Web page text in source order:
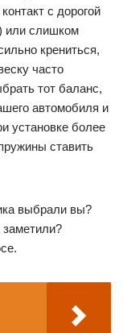
с дорогой
или слишком
крениться,
часто
тот баланс,
автомобиля и
установке более
ставить
выбрали вы?
заметили?